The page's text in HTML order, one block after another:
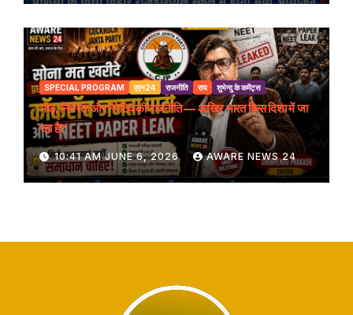
SPECIAL PROGRAM एएन24 राजनीति राय शुभेन्दु के कमेंट्स
भीड़, निर्भरता और नैरेटिव की राजनीति — आखिर भारत किस दिशा में जा
रहा है?
10:41 AM JUNE 6, 2026 AWARE NEWS 24